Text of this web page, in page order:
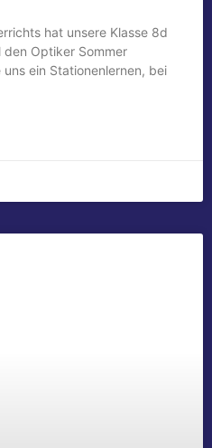
hat unsere Klasse 8d
den Optiker Sommer
ein Stationenlernen, bei